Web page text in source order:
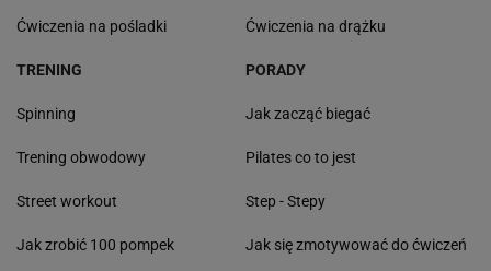
Ćwiczenia na pośladki Ćwiczenia na drążku
TRENING
Spinning
Trening obwodowy
Street workout
Jak zrobić 100 pompek
PORADY
Jak zacząć biegać
Pilates co to jest
Step - Stepy
Jak się zmotywować do ćwiczeń